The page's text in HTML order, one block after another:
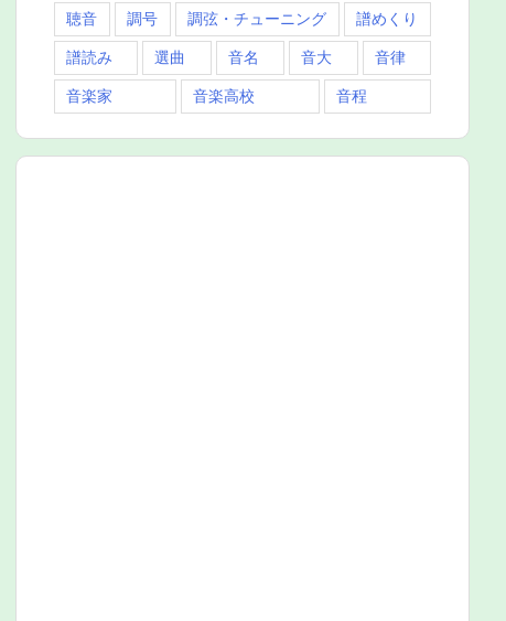
聴音 調号 調弦・チューニング 譜めくり
譜読み 選曲 音名 音大 音律
音楽家 音楽高校 音程